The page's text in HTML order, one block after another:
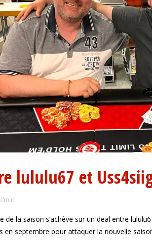
lululu67 et
de la saison s’achève sur un deal entre
en septembre pour attaquer la nouvelle